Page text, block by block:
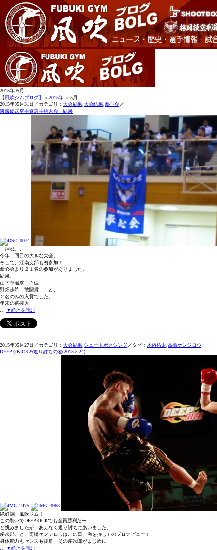
2015年05月
【風吹ジムブログ】
» 2015年 » 5月
2015年05月31日／カテゴリ： 大会結果 大会結果 拳心会／
東海硬式空手道選手権大会 結果
「押忍」、
今年二回目の大きな大会。
そして、江南支部も初参加！
拳心会より２１名の参加がありました。
結果、
山下華瑠奈 ２位
野畑歩希 敢闘賞 と、
２名のみの入賞でした。
年末の選抜大
▼続きを読む
2015年05月27日／カテゴリ： 大会結果 シュートボクシング／タグ： 木内祐太 高橋ケンジロウ
DEEP☆KICK25返り討ちの巻(2015.5.24)
絶好調、風吹ジム！
この勢いでDEEPKICKでも全員勝利だー
と挑みましたが、あえなく返り討ちにあいました。
虔次郎こと、高橋ケンジロウはこの日、満を持してのプロデビュー！
身体能力もセンスも抜群、その虔次郎がまじめに
▼続きを読む